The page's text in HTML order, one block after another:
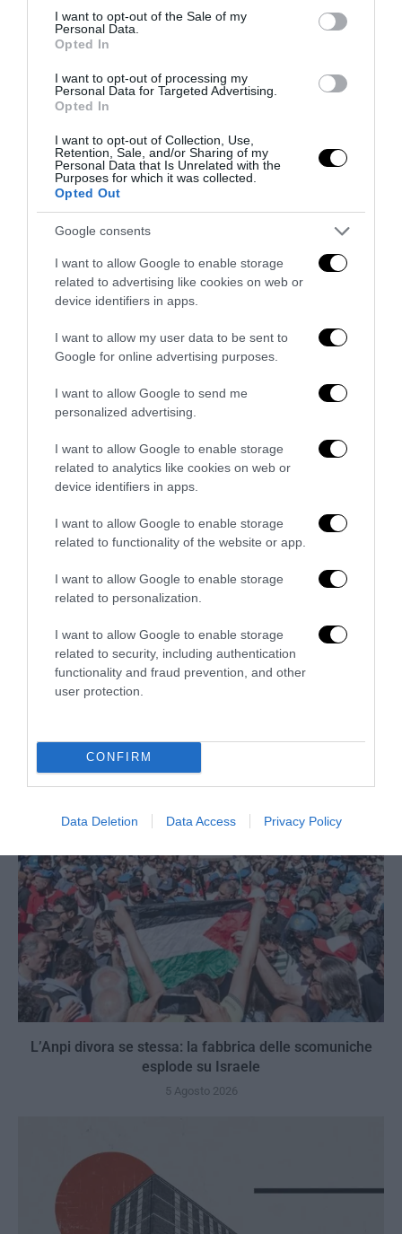
consent section.
I want to opt-out of the Sale of my
Personal Data.
Opted In
I want to opt-out of processing my
Personal Data for Targeted Advertising.
Opted In
I want to opt-out of Collection, Use,
Retention, Sale, and/or Sharing of my
Personal Data that Is Unrelated with the
Purposes for which it was collected.
Opted Out
Google consents
I want to allow Google to enable storage
related to advertising like cookies on web or
device identifiers in apps.
I want to allow my user data to be sent to
Google for online advertising purposes.
I want to allow Google to send me
personalized advertising.
I want to allow Google to enable storage
related to analytics like cookies on web or
device identifiers in apps.
I want to allow Google to enable storage
related to functionality of the website or app.
I want to allow Google to enable storage
related to personalization.
I want to allow Google to enable storage
related to security, including authentication
functionality and fraud prevention, and other
user protection.
CONFIRM
Data Deletion Data Access Privacy Policy
Remigrazione, il Copasir riconosce all’antifascismo il
6 Agosto 2026
Montecitorio: palo clamoroso del Pd
5 Agosto 2026
L’Anpi divora se stessa: la fabbrica delle scomuniche
esplode su Israele
5 Agosto 2026